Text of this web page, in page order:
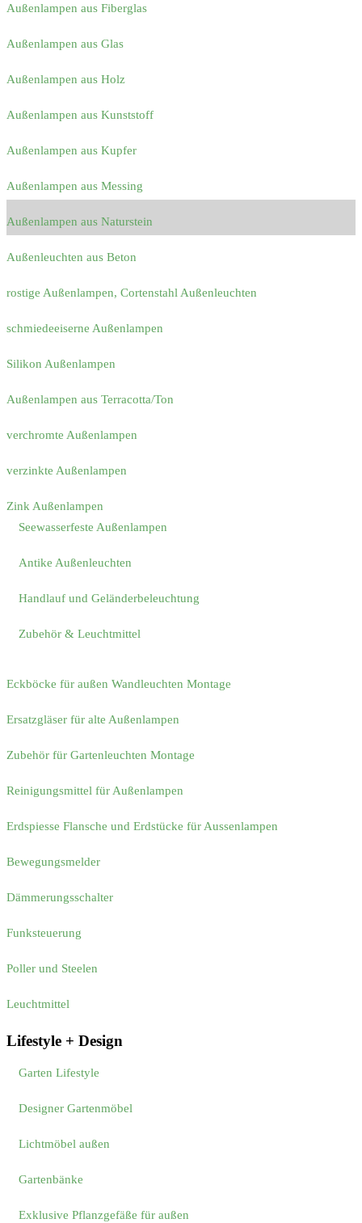
Außenlampen aus Fiberglas
Außenlampen aus Glas
Außenlampen aus Holz
Außenlampen aus Kunststoff
Außenlampen aus Kupfer
Außenlampen aus Messing
Außenlampen aus Naturstein
Außenleuchten aus Beton
rostige Außenlampen, Cortenstahl Außenleuchten
schmiedeeiserne Außenlampen
Silikon Außenlampen
Außenlampen aus Terracotta/Ton
verchromte Außenlampen
verzinkte Außenlampen
Zink Außenlampen
Seewasserfeste Außenlampen
Antike Außenleuchten
Handlauf und Geländerbeleuchtung
Zubehör & Leuchtmittel
Eckböcke für außen Wandleuchten Montage
Ersatzgläser für alte Außenlampen
Zubehör für Gartenleuchten Montage
Reinigungsmittel für Außenlampen
Erdspiesse Flansche und Erdstücke für Aussenlampen
Bewegungsmelder
Dämmerungsschalter
Funksteuerung
Poller und Steelen
Leuchtmittel
Lifestyle + Design
Garten Lifestyle
Designer Gartenmöbel
Lichtmöbel außen
Gartenbänke
Exklusive Pflanzgefäße für außen